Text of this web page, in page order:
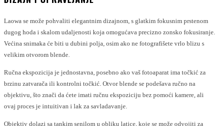
Laowa se može pohvaliti elegantnim dizajnom, s glatkim fokusnim prstenom
dugog hoda i skalom udaljenosti koja omogućava precizno zonsko fokusiranje.
Većina snimaka će biti u dubini polja, osim ako ne fotografišete vrlo blizu s
velikim otvorom blende.
Ručna ekspozicija je jednostavna, posebno ako vaš fotoaparat ima točkić za
brzinu zatvarača ili kontrolni točkić. Otvor blende se podešava ručno na
objektivu, što znači da ćete imati ručnu ekspoziciju bez pomoći kamere, ali
ovaj proces je intuitivan i lak za savladavanje.
Objektiv dolazi sa tankim senilom u obliku latice, koje se može odvojiti za